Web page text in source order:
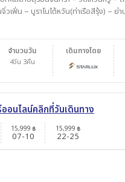
วเฟิ่น – บูราโนไต้หวัน(ท่าเรือสีรุ้ง) – ย่
จำนวนวัน
4วัน 3คืน
เดินทางโดย
อนไลน์คลิกที่วันเดินทาง
15,999 ฿
07-10
15,999 ฿
22-25